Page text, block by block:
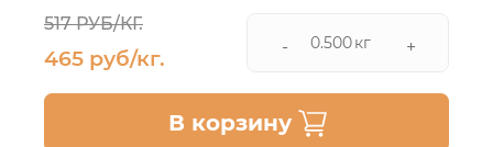
517 РУБ/КГ.
465 руб/кг. - кг +
В корзину